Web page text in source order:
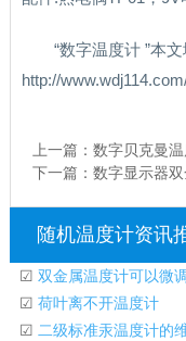
“数字温度计 ”本
http://
上一篇： 数字贝克曼
下一篇： 数字显示器
随机温度计资讯
☑ 双金属温度计可以微
☑ 荷叶离不开温度计
☑ 二级标准汞温度计的